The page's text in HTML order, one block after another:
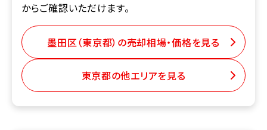
からご確認いただけます。
墨田区（東京都）の売却相場・価格を見る
東京都の他エリアを見る